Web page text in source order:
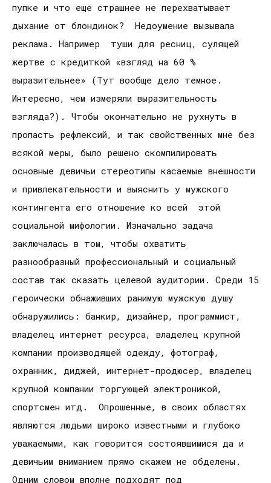
пупке и что еще страшнее не перехватывает
дыхание от блондинок? Недоумение вызывала
реклама. Например туши для ресниц, сулящей
жертве с кредиткой «взгляд на 60 %
выразительнее» (Тут вообще дело темное.
Интересно, чем измеряли выразительность
взгляда?). Чтобы окончательно не рухнуть в
пропасть рефлексий, и так свойственных мне без
всякой меры, было решено скомпилировать
основные девичьи стереотипы касаемые внешности
и привлекательности и выяснить у мужского
контингента его отношение ко всей этой
социальной мифологии. Изначально задача
заключалась в том, чтобы охватить
разнообразный профессиональный и социальный
состав так сказать целевой аудитории. Среди 15
героически обнаживших ранимую мужскую душу
обнаружились: банкир, дизайнер, программист,
владелец интернет ресурса, владелец крупной
компании производящей одежду, фотограф,
охранник, диджей, интернет-продюсер, владелец
крупной компании торгующей электроникой,
спортсмен итд. Опрошенные, в своих областях
являются людьми широко известными и глубоко
уважаемыми, как говорится состоявшимися да и
девичьим вниманием прямо скажем не обделены.
Одним словом вполне подходят под